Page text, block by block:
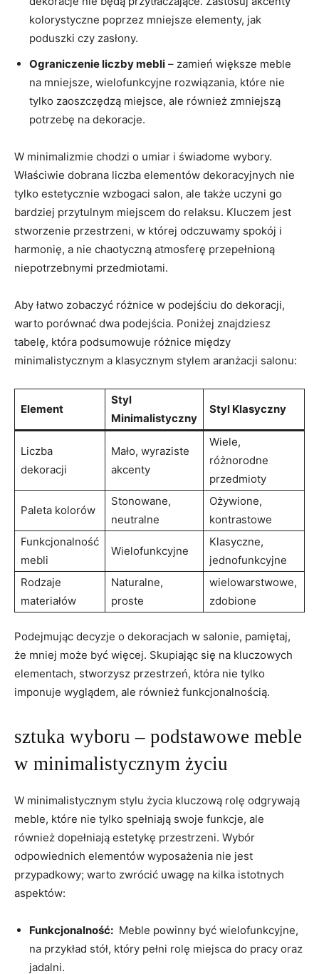
kolorystyczne poprzez ⁢mniejsze elementy, jak​
poduszki czy zasłony.
Ograniczenie liczby mebli ‌– zamień większe meble
na mniejsze, ⁢wielofunkcyjne rozwiązania, które nie
tylko zaoszczędzą miejsce,‍ ale również zmniejszą
potrzebę na dekoracje.
W minimalizmie chodzi o umiar i świadome wybory.
Właściwie⁤ dobrana liczba elementów dekoracyjnych nie
tylko estetycznie wzbogaci salon, ale także uczyni go
bardziej przytulnym miejscem do⁣ relaksu.‍ Kluczem jest
stworzenie przestrzeni, w której odczuwamy spokój i
harmonię, a nie chaotyczną ⁣atmosferę przepełnioną
niepotrzebnymi przedmiotami.
Aby łatwo zobaczyć⁤ różnice w​ podejściu do dekoracji, ​
warto porównać dwa podejścia. Poniżej ⁣znajdziesz
tabelę,‍ która podsumowuje różnice między
minimalistycznym a klasycznym ​stylem aranżacji salonu:
Element
Styl
Minimalistyczny
Styl Klasyczny
Liczba
dekoracji
Mało, wyraziste ​
akcenty
Wiele,
różnorodne
przedmioty
Paleta kolorów
Stonowane,⁤
neutralne
Ożywione,
kontrastowe
Funkcjonalność⁣
mebli
Wielofunkcyjne
Klasyczne,
jednofunkcyjne
Rodzaje
‍materiałów
Naturalne,
proste
wielowarstwowe,
‌zdobione
Podejmując‌ decyzje ⁣o dekoracjach w salonie,‍ pamiętaj,
że mniej może​ być⁢ więcej. ‌Skupiając się na kluczowych
elementach, stworzysz przestrzeń, która‌ nie tylko
⁣imponuje ‍wyglądem, ​ale również funkcjonalnością.
sztuka wyboru – podstawowe meble‌
w minimalistycznym​ życiu
W minimalistycznym stylu życia kluczową rolę odgrywają
meble, które nie tylko ⁢spełniają swoje funkcje, ale
również dopełniają estetykę⁢ przestrzeni. Wybór
odpowiednich elementów wyposażenia ‌nie jest
przypadkowy; warto ⁤zwrócić uwagę ​na kilka istotnych
aspektów:
Funkcjonalność: ⁤ Meble​ powinny być wielofunkcyjne,
na przykład‍ stół, ⁢który‌ pełni rolę miejsca do⁤ pracy⁣ oraz
jadalni.